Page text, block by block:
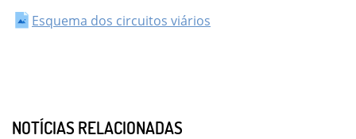
Esquema dos circuitos viários
NOTÍCIAS RELACIONADAS